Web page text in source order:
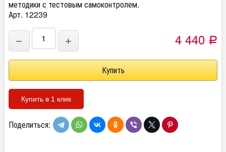
методики с тестовым самоконтролем.
Арт. 12239
− + 4 440 Р
Купить в 1 клик
Поделиться: